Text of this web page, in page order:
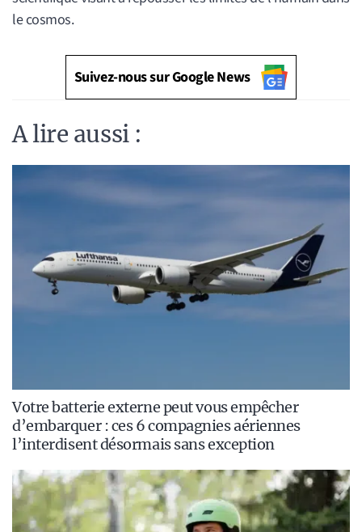
le cosmos.
Suivez-nous sur Google News
A lire aussi :
Votre batterie externe peut vous empêcher
d’embarquer : ces 6 compagnies aériennes
l’interdisent désormais sans exception